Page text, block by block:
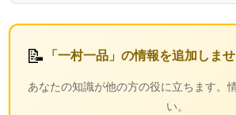
📝 「一村一品」の情報を追加しま
あなたの知識が他の方の役に立ちます。
い。